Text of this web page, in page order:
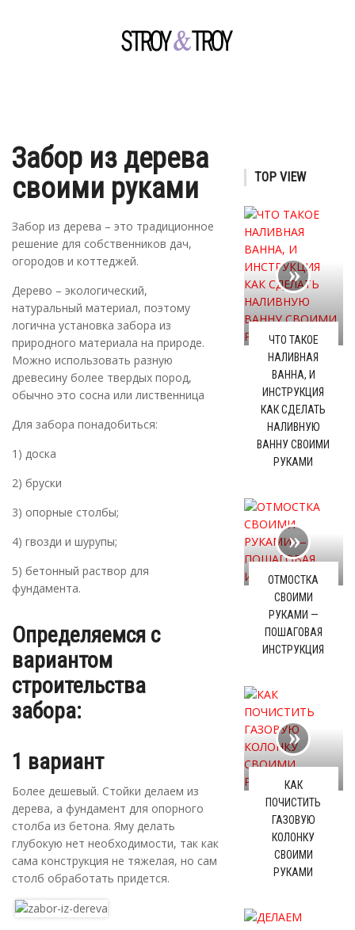
Забор из дерева
своими руками
Забор из дерева – это традиционное
решение для собственников дач,
огородов и коттеджей.
Дерево – экологический,
натуральный материал, поэтому
логична установка забора из
природного материала на природе.
Можно использовать разную
древесину более твердых пород,
обычно это сосна или лиственница
Для забора понадобиться:
1) доска
2) бруски
3) опорные столбы;
4) гвозди и шурупы;
5) бетонный раствор для
фундамента.
Определяемся с
вариантом
строительства
забора:
1 вариант
Более дешевый. Стойки делаем из
дерева, а фундамент для опорного
столба из бетона. Яму делать
глубокую нет необходимости, так как
сама конструкция не тяжелая, но сам
столб обработать придется.
TOP VIEW
ЧТО ТАКОЕ
НАЛИВНАЯ
ВАННА, И
ИНСТРУКЦИЯ
КАК СДЕЛАТЬ
НАЛИВНУЮ
ВАННУ СВОИМИ
РУКАМИ
ОТМОСТКА
СВОИМИ
РУКАМИ —
ПОШАГОВАЯ
ИНСТРУКЦИЯ
КАК
ПОЧИСТИТЬ
ГАЗОВУЮ
КОЛОНКУ
СВОИМИ
РУКАМИ